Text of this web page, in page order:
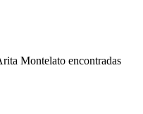
Montelato encontradas